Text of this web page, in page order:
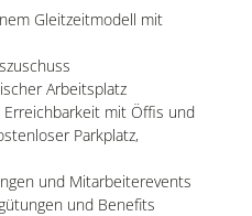
Gleitzeitmodell mit
Arbeitsplatz
mit Öffis und
Parkplatz,
und Mitarbeiterevents
und Benefits